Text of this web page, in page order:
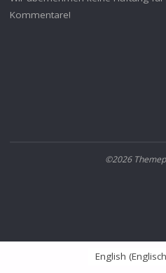
Kommentare!
©2026
English (Englisch